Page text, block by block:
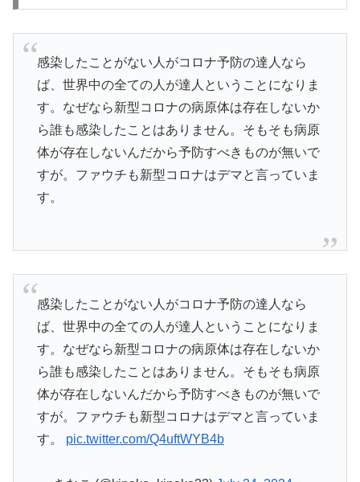
感染したことがない人がコロナ予防の達人なら
ば、世界中の全ての人が達人ということになりま
す。なぜなら新型コロナの病原体は存在しないか
ら誰も感染したことはありません。そもそも病原
体が存在しないんだから予防すべきものが無いで
すが。ファウチも新型コロナはデマと言っていま
す。
感染したことがない人がコロナ予防の達人なら
ば、世界中の全ての人が達人ということになりま
す。なぜなら新型コロナの病原体は存在しないか
ら誰も感染したことはありません。そもそも病原
体が存在しないんだから予防すべきものが無いで
すが。ファウチも新型コロナはデマと言っていま
す。 pic.twitter.com/Q4uftWYB4b